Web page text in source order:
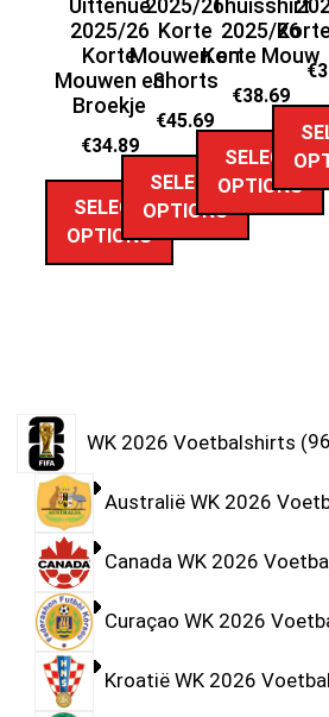
Uittenue
2025/26
Korte
Mouwen en
Broekje
€34.89
SELECT
OPTIONS
2025/26
Korte
Mouwen en
Shorts
€45.69
SELECT
OPTIONS
Thuisshirt
2025/26
Korte Mouw
€38.69
SELECT
OPTIONS
€
WK 2026 Voetbalshirts
Australië WK 2026
Canada WK 2026
Curaçao WK 2026
Kroatië WK 2026